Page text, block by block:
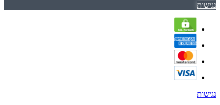
נגישות
נגישות